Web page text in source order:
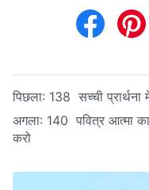
पिछला: 138 सच्ची
अगला: 140 पवित्र आत्मा का
करो